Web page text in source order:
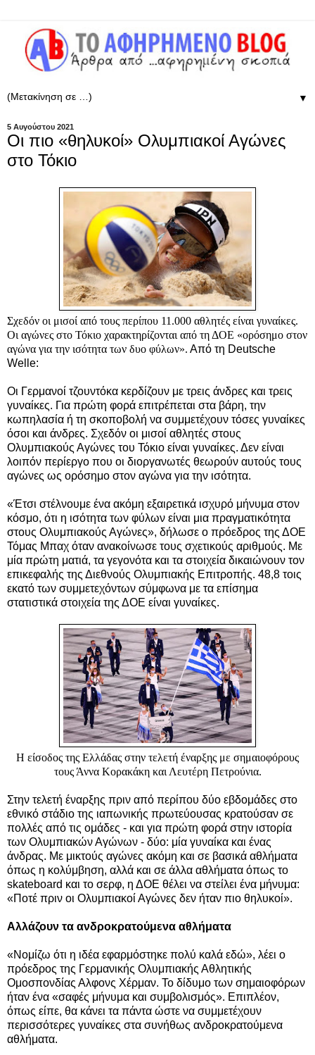
▼
5 Αυγούστου 2021
Οι πιο «θηλυκοί» Ολυμπιακοί Αγώνες
στο Τόκιο
Σχεδόν οι μισοί από τους περίπου 11.000 αθλητές είναι γυναίκες.
Οι αγώνες στο Τόκιο χαρακτηρίζονται από τη ΔΟΕ «ορόσημο στον
αγώνα για την ισότητα των δυο φύλων». Από τη Deutsche
Welle:
Οι Γερμανοί τζουντόκα κερδίζουν με τρεις άνδρες και τρεις
γυναίκες. Για πρώτη φορά επιτρέπεται στα βάρη, την
κωπηλασία ή τη σκοποβολή να συμμετέχουν τόσες γυναίκες
όσοι και άνδρες. Σχεδόν οι μισοί αθλητές στους
Ολυμπιακούς Αγώνες του Τόκιο είναι γυναίκες. Δεν είναι
λοιπόν περίεργο που οι διοργανωτές θεωρούν αυτούς τους
αγώνες ως ορόσημο στον αγώνα για την ισότητα.
«Έτσι στέλνουμε ένα ακόμη εξαιρετικά ισχυρό μήνυμα στον
κόσμο, ότι η ισότητα των φύλων είναι μια πραγματικότητα
στους Ολυμπιακούς Αγώνες», δήλωσε ο πρόεδρος της ΔΟΕ
Τόμας Μπαχ όταν ανακοίνωσε τους σχετικούς αριθμούς. Με
μία πρώτη ματιά, τα γεγονότα και τα στοιχεία δικαιώνουν τον
επικεφαλής της Διεθνούς Ολυμπιακής Επιτροπής. 48,8 τοις
εκατό των συμμετεχόντων σύμφωνα με τα επίσημα
στατιστικά στοιχεία της ΔΟΕ είναι γυναίκες.
Η είσοδος της Ελλάδας στην τελετή έναρξης με σημαιοφόρους
τους Άννα Κορακάκη και Λευτέρη Πετρούνια.
Στην τελετή έναρξης πριν από περίπου δύο εβδομάδες στο
εθνικό στάδιο της ιαπωνικής πρωτεύουσας κρατούσαν σε
πολλές από τις ομάδες - και για πρώτη φορά στην ιστορία
των Ολυμπιακών Αγώνων - δύο: μία γυναίκα και ένας
άνδρας. Με μικτούς αγώνες ακόμη και σε βασικά αθλήματα
όπως η κολύμβηση, αλλά και σε άλλα αθλήματα όπως το
skateboard και το σερφ, η ΔΟΕ θέλει να στείλει ένα μήνυμα:
«Ποτέ πριν οι Ολυμπιακοί Αγώνες δεν ήταν πιο θηλυκοί».
Αλλάζουν τα ανδροκρατούμενα αθλήματα
«Νομίζω ότι η ιδέα εφαρμόστηκε πολύ καλά εδώ», λέει ο
πρόεδρος της Γερμανικής Ολυμπιακής Αθλητικής
Ομοσπονδίας Αλφονς Χέρμαν. Το δίδυμο των σημαιοφόρων
ήταν ένα «σαφές μήνυμα και συμβολισμός». Επιπλέον,
όπως είπε, θα κάνει τα πάντα ώστε να συμμετέχουν
περισσότερες γυναίκες στα συνήθως ανδροκρατούμενα
αθλήματα.